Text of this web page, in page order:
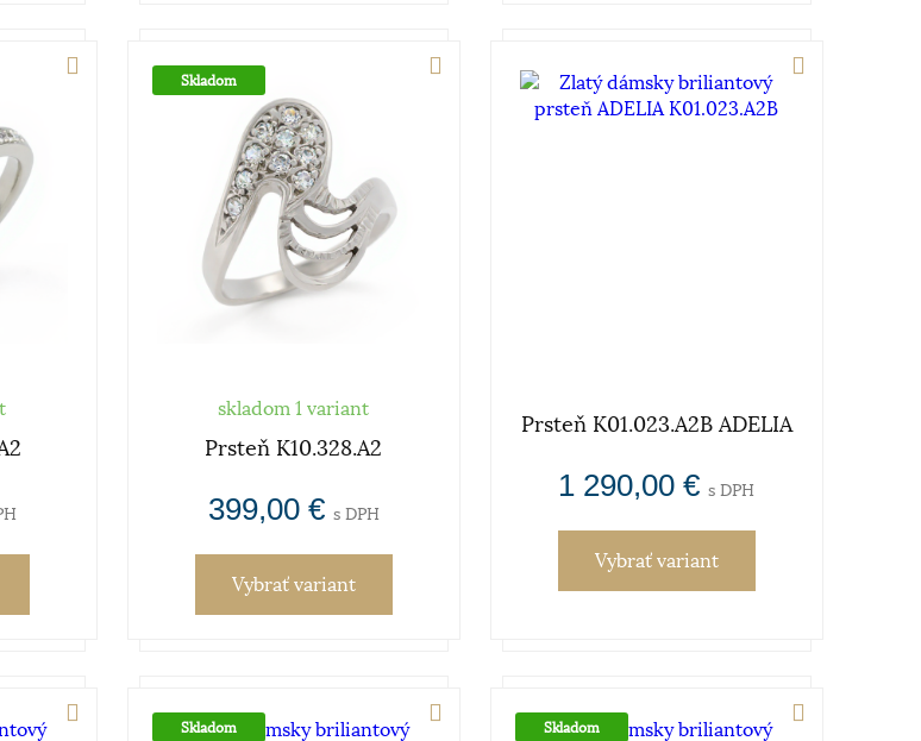
Skladom
skladom 1 variant
Prsteň K10.328.A2
399,00 € s DPH
Vybrať variant
Prsteň K01.023.A2B ADELIA
1 290,00 €s DPH
Vybrať variant
Skladom Skladom